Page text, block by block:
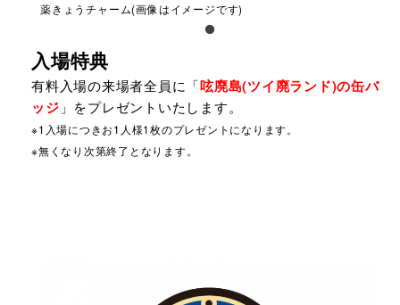
薬きょうチャーム(画像はイメージです)
入場特典
有料入場の来場者全員に「呟廃島(ツイ廃ランド)の缶バ
ッジ 」をプレゼントいたします。
※1入場につきお1人様1枚のプレゼントになります。
※無くなり次第終了となります。